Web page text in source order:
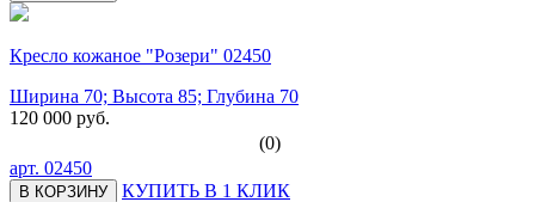
Кресло кожаное "Розери" 02450
Ширина 70; Высота 85; Глубина 70
120 000 руб.
(0)
арт. 02450
В КОРЗИНУ
КУПИТЬ В 1 КЛИК